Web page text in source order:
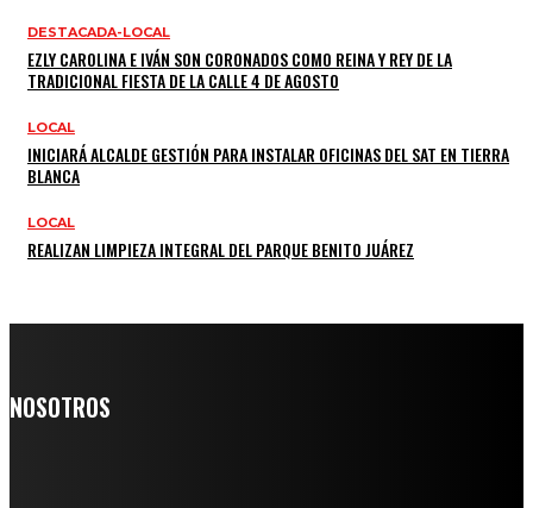
DESTACADA-LOCAL
EZLY CAROLINA E IVÁN SON CORONADOS COMO REINA Y REY DE LA
TRADICIONAL FIESTA DE LA CALLE 4 DE AGOSTO
LOCAL
INICIARÁ ALCALDE GESTIÓN PARA INSTALAR OFICINAS DEL SAT EN TIERRA
BLANCA
LOCAL
REALIZAN LIMPIEZA INTEGRAL DEL PARQUE BENITO JUÁREZ
NOSOTROS